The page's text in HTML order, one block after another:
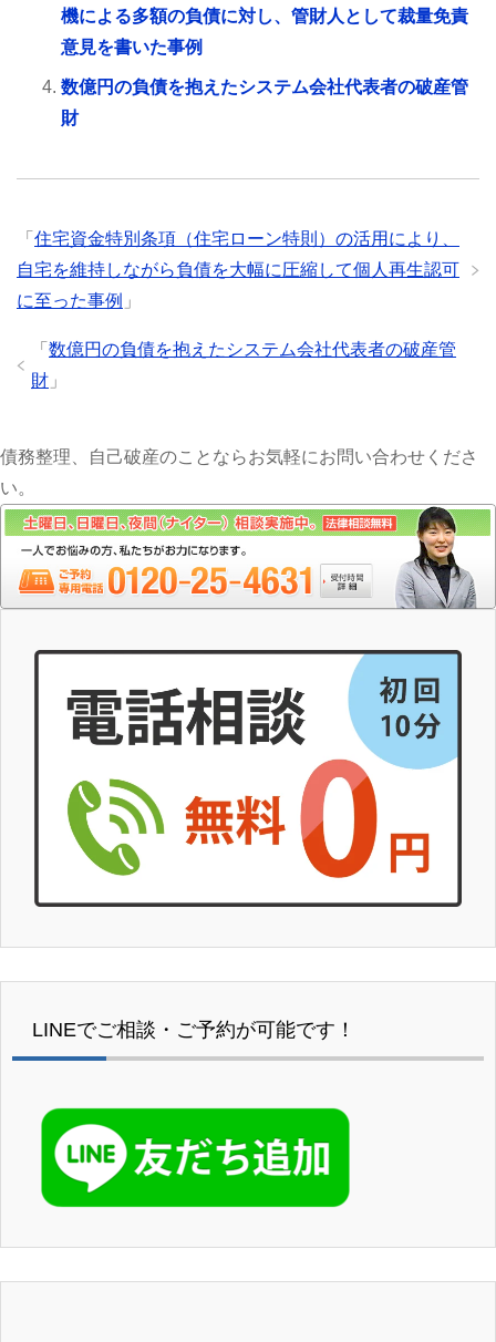
機による多額の負債に対し、管財人として裁量免責
意見を書いた事例
​数億円の負債を抱えたシステム会社代表者の破産管
財
「 住宅資金特別条項（住宅ローン特則）の活用により、
自宅を維持しながら負債を大幅に圧縮して個人再生認可
に至った事例 」
「 ​数億円の負債を抱えたシステム会社代表者の破産管
財 」
債務整理、自己破産のことならお気軽にお問い合わせくださ
い。
LINEでご相談・ご予約が可能です！